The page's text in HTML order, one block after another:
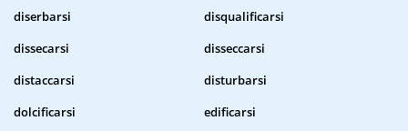
diserbarsi
disqualificarsi
dissecarsi
disseccarsi
distaccarsi
disturbarsi
dolcificarsi
edificarsi